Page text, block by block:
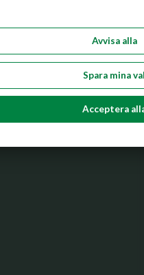
Transport hjälper
samtidigt seriösa,
hårdare konkurrens. En
och trafiksäker.
Avvisa alla
Spara mina
Acceptera